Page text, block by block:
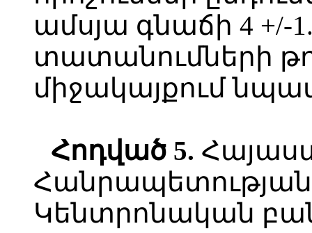
ամսյա գնաճի 4 +/-
տատանումների
միջակայքում
Հոդված 5.
Կենտրոնական